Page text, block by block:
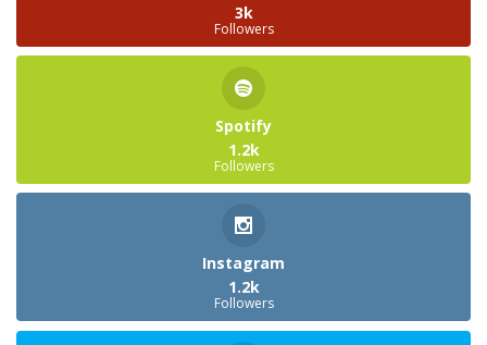
3k
Followers
Spotify
1.2k
Followers
Instagram
1.2k
Followers